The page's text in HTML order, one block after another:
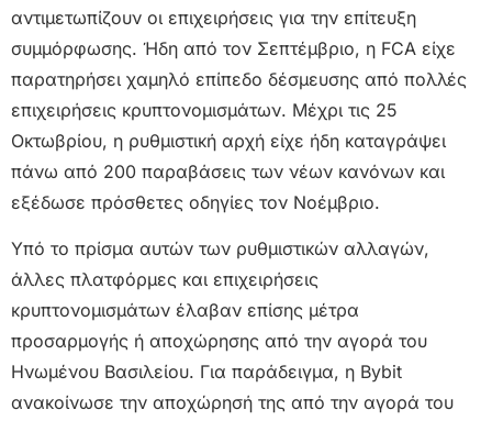
αντιμετωπίζουν οι επιχειρήσεις για την επίτευξη
συμμόρφωσης. Ήδη από τον Σεπτέμβριο, η FCA είχε
παρατηρήσει χαμηλό επίπεδο δέσμευσης από πολλές
επιχειρήσεις κρυπτονομισμάτων. Μέχρι τις 25
Οκτωβρίου, η ρυθμιστική αρχή είχε ήδη καταγράψει
πάνω από 200 παραβάσεις των νέων κανόνων και
εξέδωσε πρόσθετες οδηγίες τον Νοέμβριο.
Υπό το πρίσμα αυτών των ρυθμιστικών αλλαγών,
άλλες πλατφόρμες και επιχειρήσεις
κρυπτονομισμάτων έλαβαν επίσης μέτρα
προσαρμογής ή αποχώρησης από την αγορά του
Ηνωμένου Βασιλείου. Για παράδειγμα, η Bybit
ανακοίνωσε την αποχώρησή της από την αγορά του